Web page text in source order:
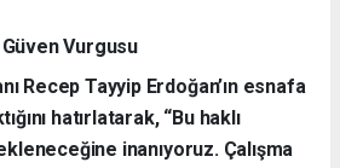
Vurgusu
Recep Tayyip Erdoğan’ın esnafa
hatırlatarak, “Bu haklı
inanıyoruz. Çalışma